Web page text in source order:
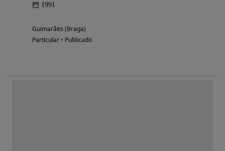
1991
Guimarães (Braga)
Particular • Publicado